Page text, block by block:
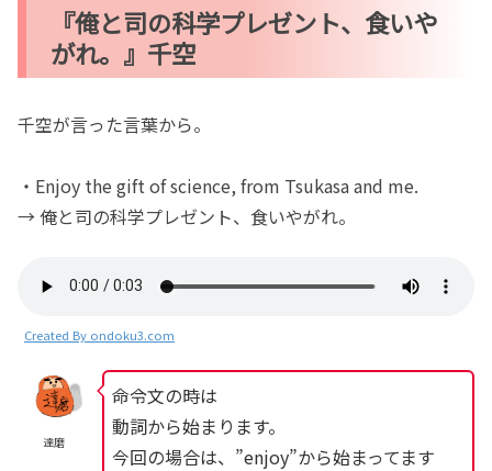
『俺と司の科学プレゼント、食いや
がれ。』千空
千空が言った言葉から。
・Enjoy the gift of science, from Tsukasa and me.
→ 俺と司の科学プレゼント、食いやがれ。
Created By ondoku3.com
達磨
命令文の時は
動詞から始まります。
今回の場合は、”enjoy”から始まってます